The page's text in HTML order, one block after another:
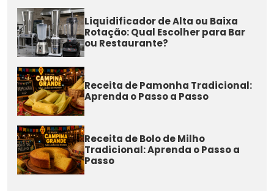
Liquidificador de Alta ou Baixa
Rotação: Qual Escolher para Bar
ou Restaurante?
Receita de Pamonha Tradicional:
Aprenda o Passo a Passo
Receita de Bolo de Milho
Tradicional: Aprenda o Passo a
Passo